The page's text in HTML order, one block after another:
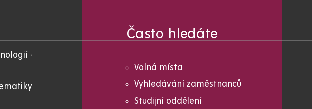
-
Často hledáte
Volná místa
Vyhledávání zaměstnanců
Studijní oddělení